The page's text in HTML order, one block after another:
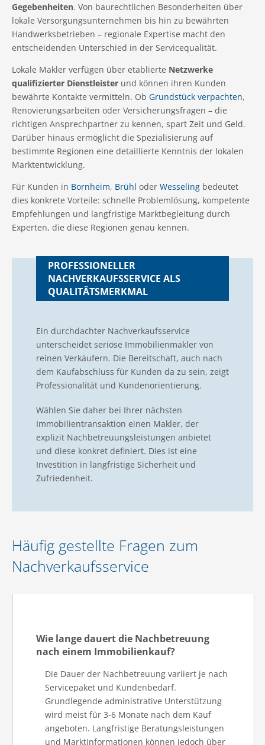
Gegebenheiten. Von baurechtlichen Besonderheiten über
lokale Versorgungsunternehmen bis hin zu bewährten
Handwerksbetrieben – regionale Expertise macht den
entscheidenden Unterschied in der Servicequalität.
Lokale Makler verfügen über etablierte Netzwerke
qualifizierter Dienstleister und können ihren Kunden
bewährte Kontakte vermitteln. Ob Grundstück verpachten,
Renovierungsarbeiten oder Versicherungsfragen – die
richtigen Ansprechpartner zu kennen, spart Zeit und Geld.
Darüber hinaus ermöglicht die Spezialisierung auf
bestimmte Regionen eine detaillierte Kenntnis der lokalen
Marktentwicklung.
Für Kunden in Bornheim, Brühl oder Wesseling bedeutet
dies konkrete Vorteile: schnelle Problemlösung, kompetente
Empfehlungen und langfristige Marktbegleitung durch
Experten, die diese Regionen genau kennen.
PROFESSIONELLER
NACHVERKAUFSSERVICE ALS
QUALITÄTSMERKMAL
Ein durchdachter Nachverkaufsservice
unterscheidet seriöse Immobilienmakler von
reinen Verkäufern. Die Bereitschaft, auch nach
dem Kaufabschluss für Kunden da zu sein, zeigt
Professionalität und Kundenorientierung.
Wählen Sie daher bei Ihrer nächsten
Immobilientransaktion einen Makler, der
explizit Nachbetreuungsleistungen anbietet
und diese konkret definiert. Dies ist eine
Investition in langfristige Sicherheit und
Zufriedenheit.
Häufig gestellte Fragen zum
Nachverkaufsservice
Wie lange dauert die Nachbetreuung
nach einem Immobilienkauf?
Die Dauer der Nachbetreuung variiert je nach
Servicepaket und Kundenbedarf.
Grundlegende administrative Unterstützung
wird meist für 3-6 Monate nach dem Kauf
angeboten. Langfristige Beratungsleistungen
und Marktinformationen können jedoch über